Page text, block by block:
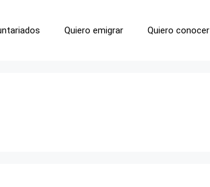
Quiero emigrar Quiero conocer